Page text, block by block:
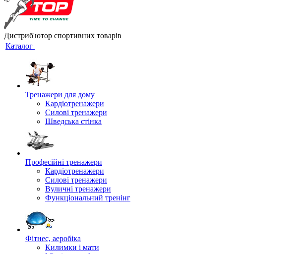
Дистриб'ютор спортивних товарів
Каталог
Тренажери для дому
Кардіотренажери
Силові тренажери
Шведська стінка
Професійні тренажери
Кардіотренажери
Силові тренажери
Вуличні тренажери
Функціональний тренінг
Фітнес, аеробіка
Килимки і мати